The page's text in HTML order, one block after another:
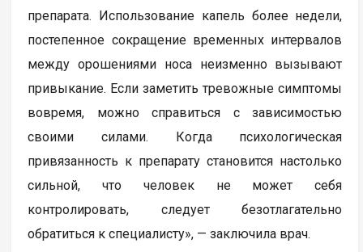
препарата. Использование капель более недели,
постепенное сокращение временных интервалов
между орошениями носа неизменно вызывают
привыкание. Если заметить тревожные симптомы
вовремя, можно справиться с зависимостью
своими силами. Когда психологическая
привязанность к препарату становится настолько
сильной, что человек не может себя
контролировать, следует безотлагательно
обратиться к специалисту», — заключила врач.